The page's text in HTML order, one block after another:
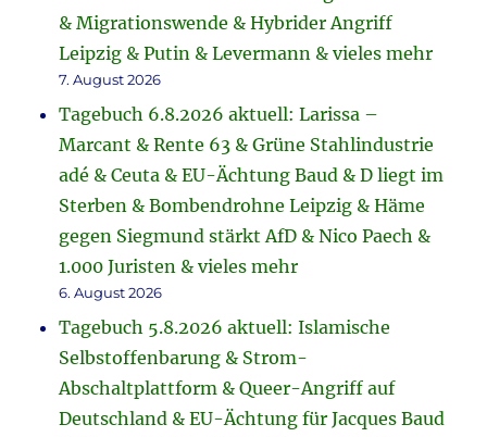
& Migrationswende & Hybrider Angriff
Leipzig & Putin & Levermann & vieles mehr
7. August 2026
Tagebuch 6.8.2026 aktuell: Larissa –
Marcant & Rente 63 & Grüne Stahlindustrie
adé & Ceuta & EU-Ächtung Baud & D liegt im
Sterben & Bombendrohne Leipzig & Häme
gegen Siegmund stärkt AfD & Nico Paech &
1.000 Juristen & vieles mehr
6. August 2026
Tagebuch 5.8.2026 aktuell: Islamische
Selbstoffenbarung & Strom-
Abschaltplattform & Queer-Angriff auf
Deutschland & EU-Ächtung für Jacques Baud